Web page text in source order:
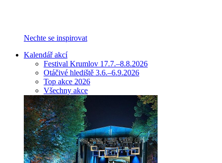
Nechte se inspirovat
Kalendář akcí
Festival Krumlov 17.7.–8.8.2026
Otáčivé hlediště 3.6.–6.9.2026
Top akce 2026
Všechny akce